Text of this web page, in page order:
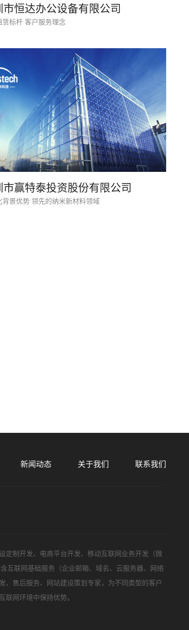
市恒达办公设备有限公司
赁标杆 客户服务理念
市赢特泰投资股份有限公司
背景优势 领先的纳米新材料领域
133 1698
新闻动态 关于我们 联系我们
定制开发、电商平台开发、移动互联网业务开发（微
互联网基础服务（企业邮箱、域名、云服务器、网络
、售后服务、网站建设策划专家，为不同类型的客户
联网环境中保持优势。
· 标准企业官网建设 · 外贸网站设计 ·